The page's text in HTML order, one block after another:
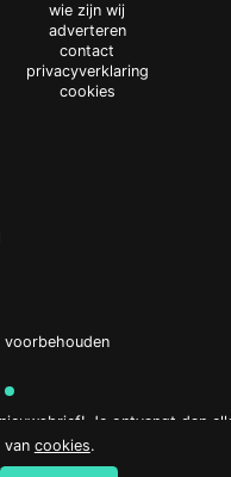
wie zijn wij
adverteren
contact
privacyverklaring
cookies
Je ontvangt dan
belangrijkste nieuws.
van cookies.